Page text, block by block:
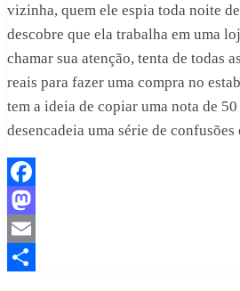
vizinha, quem ele espia toda noite
descobre que ela trabalha em uma
chamar sua atenção, tenta de todas
reais para fazer uma compra no
tem a ideia de copiar uma nota de
desencadeia uma série de confusões
Facebook
Mastodon
Email